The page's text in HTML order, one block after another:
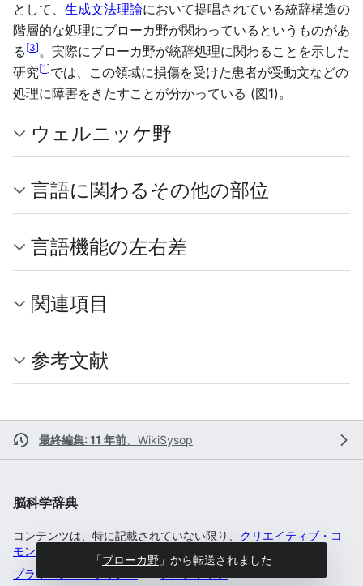
として、 生成文法理論において提唱されている統辞構造の
階層的な処理にブローカ野が関わっているというものがあ
る [3]。実際にブローカ野が統辞処理に関わることを示した
研究[1]では、この領域に損傷を受けた患者が受動文などの
処理に障害をきたすことが分かっている (図1)。
ウェルニッケ野
言語に関わるその他の部位
言語機能の左右差
関連項目
参考文献
最終編集: 11 年前 WikiSysop
脳科学辞典
コンテンツは、特に記載されていない限り、 クリエイティブ・コ
モンズ 表示-非営利-継承 4.0 国際
プライバシー・ポリシー
「ブローカ野」から転送されました